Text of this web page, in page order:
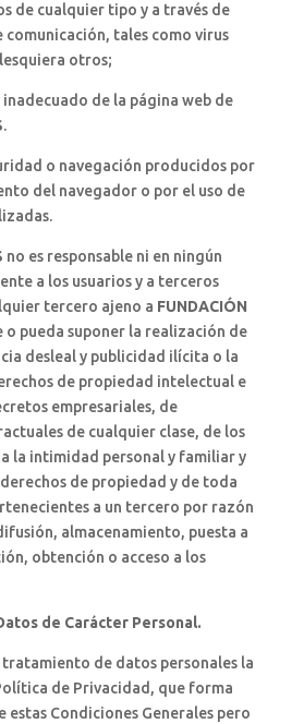
de cualquier tipo y a través de
tales como virus
otros;
de la página web de
.
o navegación producidos por
del navegador o por el uso de
no es responsable ni en ningún
a los usuarios y a terceros
tercero ajeno a FUNDACIÓN
o pueda suponer la realización de
desleal y publicidad ilícita o la
de propiedad intelectual e
empresariales, de
de cualquier clase, de los
la intimidad personal y familiar y
de propiedad y de toda
a un tercero por razón
almacenamiento, puesta a
obtención o acceso a los
de Carácter Personal.
de datos personales la
de Privacidad, que forma
Condiciones Generales pero